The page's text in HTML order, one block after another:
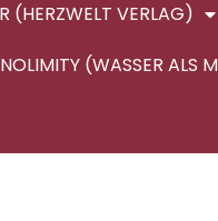
(HERZWELT VERLAG)
NOLIMITY (WASSER ALS